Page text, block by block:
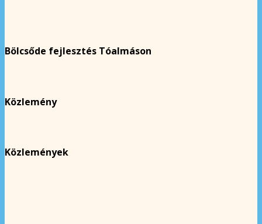
Bölcsőde fejlesztés Tóalmáson
Közlemény
Közlemények